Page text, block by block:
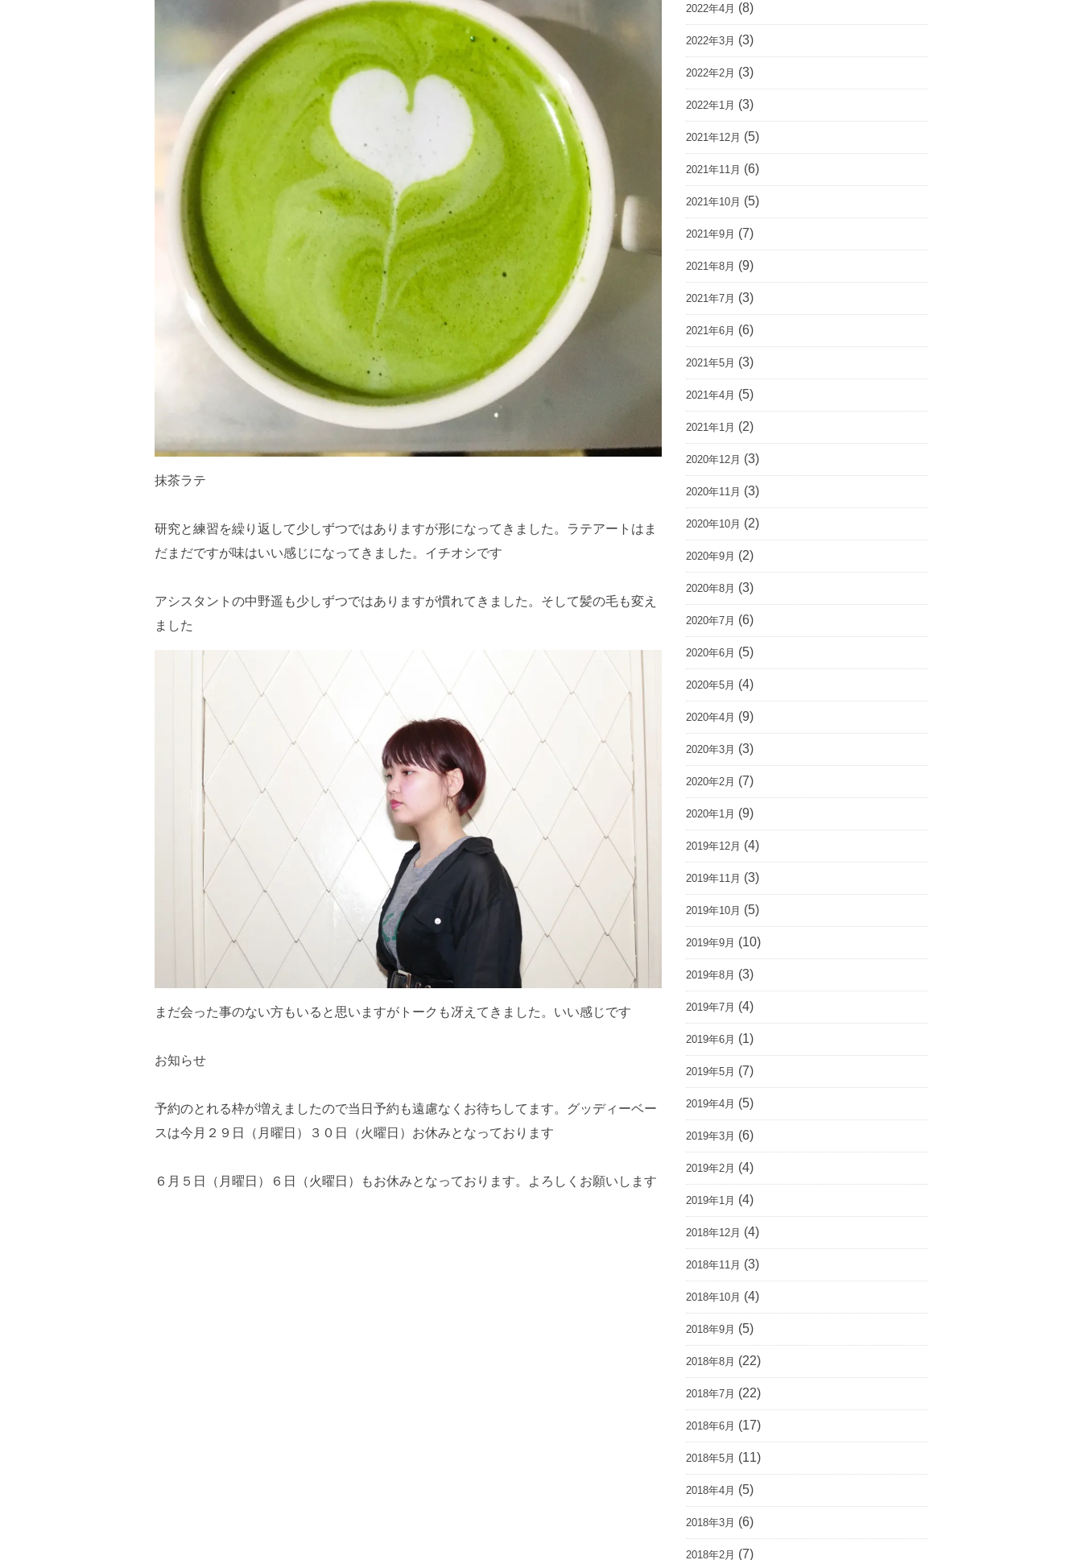
抹茶ラテ
研究と練習を繰り返して少しずつではありますが形になってきました。ラテアートはま
だまだですが味はいい感じになってきました。イチオシです
アシスタントの中野遥も少しずつではありますが慣れてきました。そして髪の毛も変え
ました
まだ会った事のない方もいると思いますがトークも冴えてきました。いい感じです
お知らせ
予約のとれる枠が増えましたので当日予約も遠慮なくお待ちしてます。グッディーベー
スは今月２９日（月曜日）３０日（火曜日）お休みとなっております
６月５日（月曜日）６日（火曜日）もお休みとなっております。よろしくお願いします
2022年4月 (8)
2022年3月 (3)
2022年2月 (3)
2022年1月 (3)
2021年12月 (5)
2021年11月 (6)
2021年10月 (5)
2021年9月 (7)
2021年8月 (9)
2021年7月 (3)
2021年6月 (6)
2021年5月 (3)
2021年4月 (5)
2021年1月 (2)
2020年12月 (3)
2020年11月 (3)
2020年10月 (2)
2020年9月 (2)
2020年8月 (3)
2020年7月 (6)
2020年6月 (5)
2020年5月 (4)
2020年4月 (9)
2020年3月 (3)
2020年2月 (7)
2020年1月 (9)
2019年12月 (4)
2019年11月 (3)
2019年10月 (5)
2019年9月 (10)
2019年8月 (3)
2019年7月 (4)
2019年6月 (1)
2019年5月 (7)
2019年4月 (5)
2019年3月 (6)
2019年2月 (4)
2019年1月 (4)
2018年12月 (4)
2018年11月 (3)
2018年10月 (4)
2018年9月 (5)
2018年8月 (22)
2018年7月 (22)
2018年6月 (17)
2018年5月 (11)
2018年4月 (5)
2018年3月 (6)
2018年2月 (7)